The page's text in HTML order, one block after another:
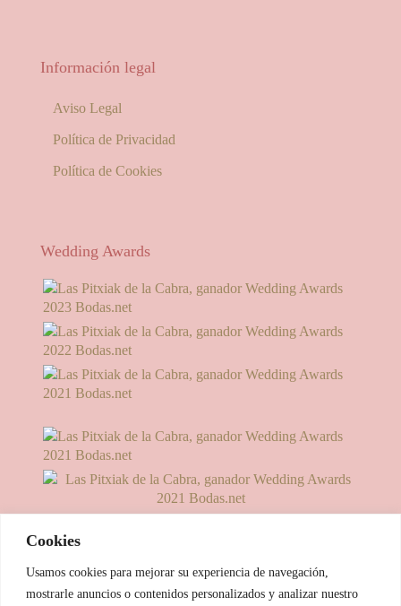
Cookies
Usamos cookies para mejorar su experiencia de navegación,
mostrarle anuncios o contenidos personalizados y analizar nuestro
Información legal
Aviso Legal
Política de Privacidad
Política de Cookies
Wedding Awards